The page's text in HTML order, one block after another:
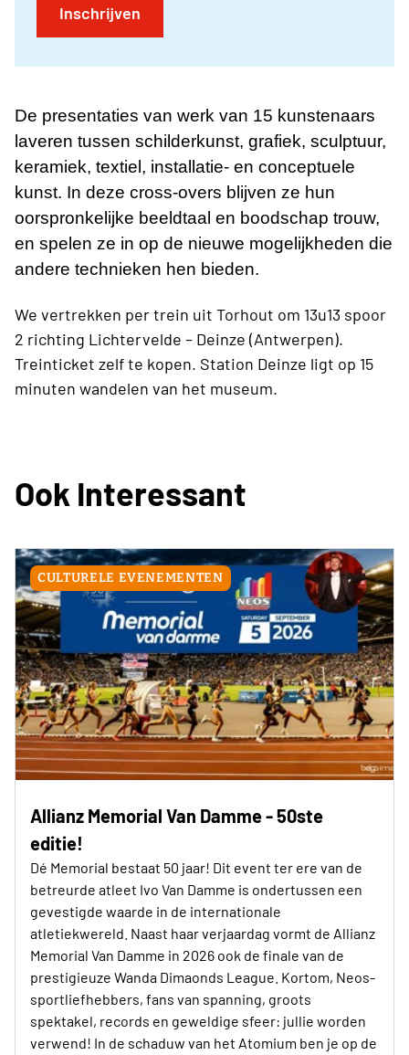
Inschrijven
De presentaties van werk van 15 kunstenaars
laveren tussen schilderkunst, grafiek, sculptuur,
keramiek, textiel, installatie- en conceptuele
kunst. In deze cross-overs blijven ze hun
oorspronkelijke beeldtaal en boodschap trouw,
en spelen ze in op de nieuwe mogelijkheden die
andere technieken hen bieden.
We vertrekken per trein uit Torhout om 13u13 spoor
2 richting Lichtervelde – Deinze (Antwerpen).
Treinticket zelf te kopen. Station Deinze ligt op 15
minuten wandelen van het museum.
Ook Interessant
CULTURELE EVENEMENTEN
Allianz Memorial Van Damme - 50ste
editie!
Dé Memorial bestaat 50 jaar! Dit event ter ere van de
betreurde atleet Ivo Van Damme is ondertussen een
gevestigde waarde in de internationale
atletiekwereld. Naast haar verjaardag vormt de Allianz
Memorial Van Damme in 2026 ook de finale van de
prestigieuze Wanda Dimaonds League. Kortom, Neos-
sportliefhebbers, fans van spanning, groots
spektakel, records en geweldige sfeer: jullie worden
verwend! In de schaduw van het Atomium ben je op de